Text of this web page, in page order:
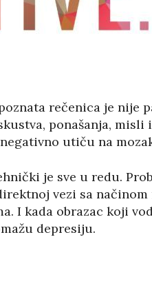
rečenica je nije
ponašanja,
utiču na
je sve u redu.
vezi sa
I kada obrazac koji
depresiju.